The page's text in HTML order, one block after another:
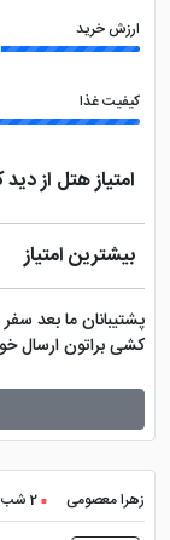
ارزش خرید
کیفیت غذا
امتیاز هتل از دید
بیشترین امتیاز
پشتیبانان ما بعد
کشی براتون ارسال
زهرا معصومی 2 شب